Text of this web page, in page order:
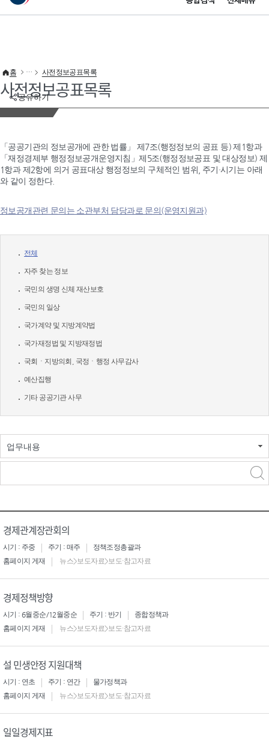
이 누리집은 대한민국 공식 전자정부 누리집입니다.
공유하기
홈 사전정보공표목록
사전정보공표목록
「공공기관의 정보공개에 관한 법률」 제7조(행정정보의 공표 등) 제1항과
「재정경제부 행정정보공개운영지침」제5조(행정정보공표 및 대상정보) 제
1항과 제2항에 의거 공표대상 행정정보의 구체적인 범위, 주기·시기는 아래
와 같이 정한다.
정보공개관련 문의는 소관부처 담당과로 문의(운영지원과)
전체
자주 찾는 정보
국민의 생명 신체 재산보호
국민의 일상
국가계약 및 지방계약법
국가재정법 및 지방재정법
국회ㆍ지방의회, 국정ㆍ행정 사무감사
예산집행
기타 공공기관 사무
업무내용
경제관계장관회의
시기 : 주중 주기 : 매주
정책조정총괄과
홈페이지 게재
뉴스>보도자료>보도·참고자료
경제정책방향
시기 : 6월중순/12월중순 주기 : 반기
종합정책과
홈페이지 게재
뉴스>보도자료>보도·참고자료
설 민생안정 지원대책
시기 : 연초 주기 : 연간
물가정책과
홈페이지 게재
뉴스>보도자료>보도·참고자료
일일경제지표